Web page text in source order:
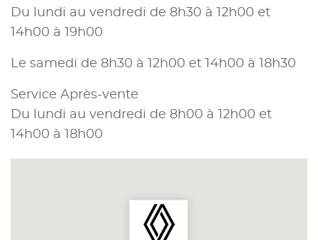
Du lundi au vendredi de 8h30 à 12h00 et
14h00 à 19h00
Le samedi de 8h30 à 12h00 et 14h00 à 18h30
Service Après-vente
Du lundi au vendredi de 8h00 à 12h00 et
14h00 à 18h00